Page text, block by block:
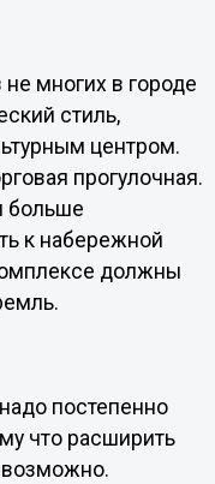
многих в городе
стиль,
центром.
прогулочная.
больше
к набережной
должны
постепенно
что расширить